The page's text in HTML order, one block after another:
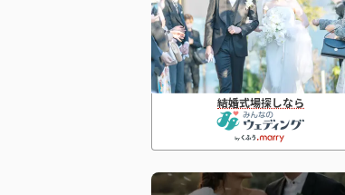
結婚式場探しなら